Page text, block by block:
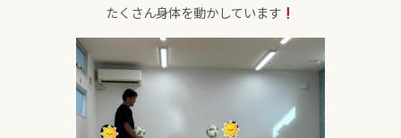
たくさん身体を動かしています